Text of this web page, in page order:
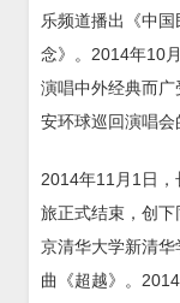
乐频道播出《中
念》。2014年10
演唱中外经典而广
安环球巡回演唱会
2014年11月1日
旅正式结束，创
京清华大学新清
曲《超越》。